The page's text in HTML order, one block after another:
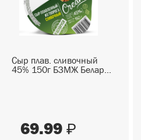
Сыр плав. сливочный
45% 150г БЗМЖ Белар...
69.99 ₽